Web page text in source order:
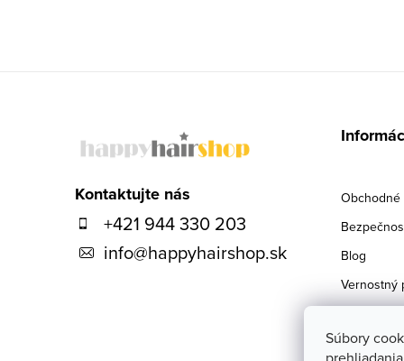
Súbory
Kontaktujte nás
+421 944 330 203
info@happyhairshop.sk
Obchodné
Blog
Vernostný
Kontakty